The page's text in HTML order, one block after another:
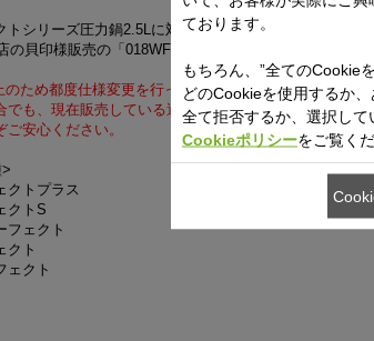
トシリーズ圧力鍋2.5Lに対応するゴムパッキンです。
の貝印様販売の「018WF0939」と同じ商品となります。)
ため都度仕様変更を行っており、過去の取り扱い説明
でも、現在販売している適応サイズをお求めいただくと
ご安心ください。
クトプラス
クトS
フェクト
クト
ェクト
ております。
もちろん、”全てのCookie
どのCookieを使用するか
全て拒否するか、選択し
Cookieポリシーをご覧くだ